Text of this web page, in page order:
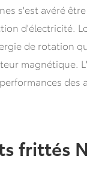
s'est avéré
d'électricité.
de rotation
magnétique.
des
frittés